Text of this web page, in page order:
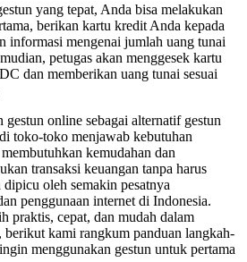
yang tepat, Anda bisa melakukan
berikan kartu kredit Anda kepada
informasi mengenai jumlah uang tunai
petugas akan menggesek kartu
dan memberikan uang tunai sesuai
online sebagai alternatif gestun
toko-toko menjawab kebutuhan
kemudahan dan
transaksi keuangan tanpa harus
oleh semakin pesatnya
penggunaan internet di Indonesia.
praktis, cepat, dan mudah dalam
berikut kami rangkum panduan langkah-
menggunakan gestun untuk pertama